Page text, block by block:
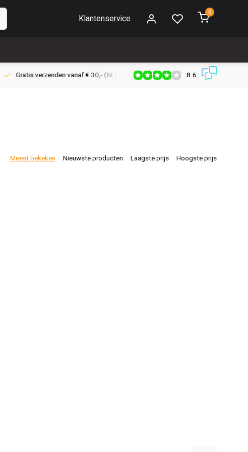
Klantenservice
0
Gratis verzenden vanaf € 30,- (NL) Verzendkosten € 2,95 (NL)
8.6
Meest bekeken Nieuwste producten Laagste prijs Hoogste prijs